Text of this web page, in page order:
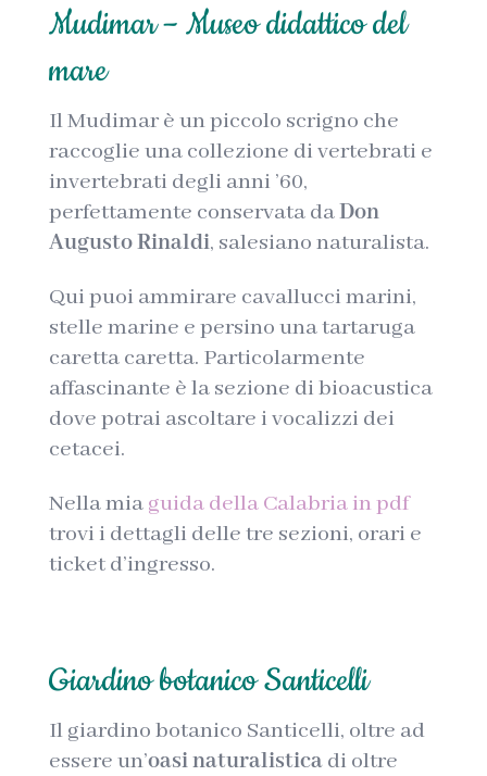
Mudimar – Museo didattico del
mare
Il Mudimar è un piccolo scrigno che
raccoglie una collezione di vertebrati e
invertebrati degli anni ’60,
perfettamente conservata daDon
Augusto Rinaldi, salesiano naturalista.
Qui puoi ammirare cavallucci marini,
stelle marine e persino una tartaruga
caretta caretta. Particolarmente
affascinante è la sezione di bioacustica
dove potrai ascoltare i vocalizzi dei
cetacei.
Nella mia guida della Calabria in pdf
trovi i dettagli delle tre sezioni, orari e
ticket d’ingresso.
Giardino botanico Santicelli
Il giardino botanico Santicelli, oltre ad
essere un’oasi naturalistica di oltre